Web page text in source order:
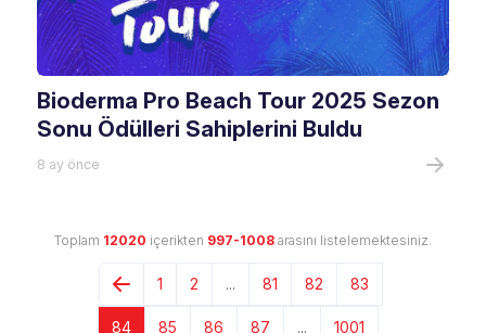
Bioderma Pro Beach Tour 2025 Sezon
Sonu Ödülleri Sahiplerini Buldu
8 ay önce
Toplam 12020 içerikten 997-1008 arasını listelemektesiniz.
1 2 ... 81 82 83
84 85 86 87 ... 1001